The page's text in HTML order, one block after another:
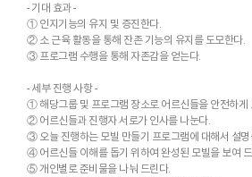
- 기대 효과 -
① 인지기능의 유지 및 증진한다.
② 소 근육 활동을 통해 잔존 기능의 유지를 도모한다.
③ 프로그램 수행을 통해 자존감을 얻는다.
- 세부 진행 사항 -
① 해당그룹 및 프로그램 장소로 어르신들을 안전하게
② 어르신들과 진행자 서로가 인사를 나눈다.
③ 오늘 진행하는 모빌 만들기 프로그램에 대해서 설명
④ 어르신들 이해를 돕기 위하여 완성된 모빌을 보여
⑤ 개인별로 준비물을 나눠 드린다.